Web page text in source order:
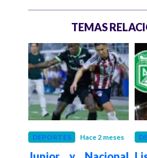
TEMAS
DEPORTES Hace 2 meses